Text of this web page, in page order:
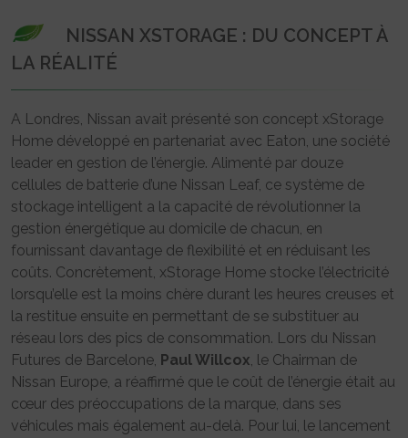
NISSAN XSTORAGE : DU CONCEPT À
LA RÉALITÉ
A Londres, Nissan avait présenté son concept xStorage
Home développé en partenariat avec Eaton, une société
leader en gestion de l’énergie. Alimenté par douze
cellules de batterie d’une Nissan Leaf, ce système de
stockage intelligent a la capacité de révolutionner la
gestion énergétique au domicile de chacun, en
fournissant davantage de flexibilité et en réduisant les
coûts. Concrètement, xStorage Home stocke l’électricité
lorsqu’elle est la moins chère durant les heures creuses et
la restitue ensuite en permettant de se substituer au
réseau lors des pics de consommation. Lors du Nissan
Futures de Barcelone, Paul Willcox, le Chairman de
Nissan Europe, a réaffirmé que le coût de l’énergie était au
cœur des préoccupations de la marque, dans ses
véhicules mais également au-delà. Pour lui, le lancement